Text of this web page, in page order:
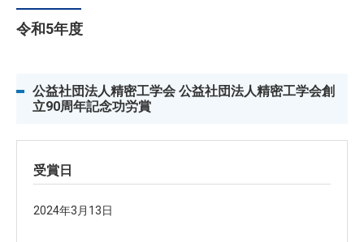
令和5年度
公益社団法人精密工学会 公益社団法人精密工学会創
立90周年記念功労賞
受賞日
2024年3月13日